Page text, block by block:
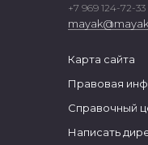
+7 969 124-72-33
Карта сайта
Правовая
Справочный
Написать